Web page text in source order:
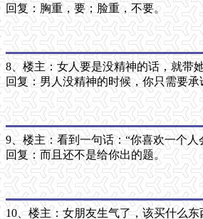
回复：胸重，要；脸重，不要。
8、楼主：女人要是没精神的话，就带
回复：男人没精神的时候，你只需要
9、楼主：看到一句话：“你喜欢一个
回复：而且还不是给你出的题。
10、楼主：女朋友生气了，该买什么